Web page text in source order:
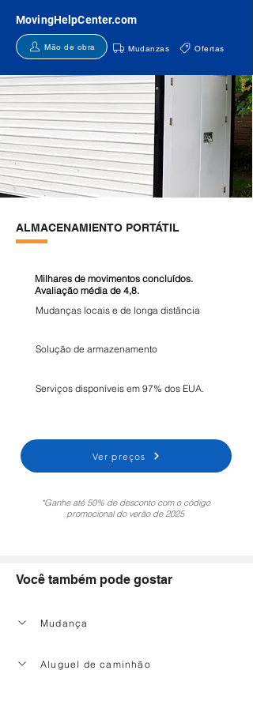
MovingHelpCenter.com
Mão de obra Mudanzas Ofertas
ALMACENAMIENTO PORTÁTIL
Milhares de movimentos concluídos.
Avaliação média de 4,8.
Mudanças locais e de longa distância
Solução de armazenamento
Serviços disponíveis em 97% dos EUA.
Ver preços
*Ganhe até 50% de desconto com o código
promocional do verão de 2025
Você também pode gostar
Mudança
Aluguel de caminhão